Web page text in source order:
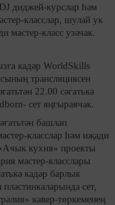
диджей-курслар һәм
класслар, шулай ук
мастер-класс узачак.
кадәр WorldSkills
трансляциясен
22.00 сәгатькә
сет яңгыраячак.
башлап
класслар һәм иҗади
кухня» проекты
мастер-класслары
кадәр барлык
сет,
кавер-төркеменең